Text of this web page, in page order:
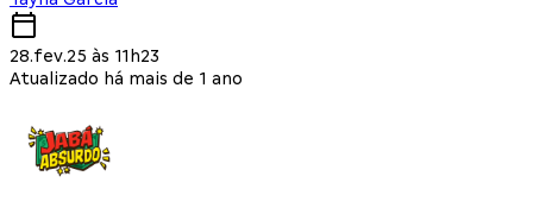
28.fev.25 às 11h23
Atualizado há mais de 1 ano